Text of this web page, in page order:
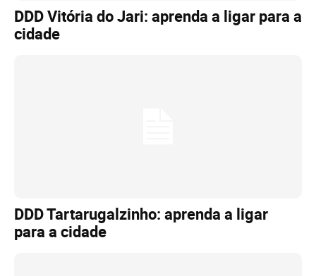
DDD Vitória do Jari: aprenda a ligar para a
cidade
DDD Tartarugalzinho: aprenda a ligar
para a cidade